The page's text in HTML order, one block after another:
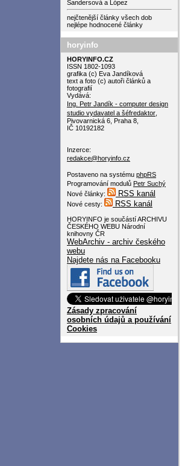
Sandersová a López
nejčtenější články všech dob
nejlépe hodnocené články
horyinfo
HORYINFO.CZ
ISSN 1802-1093
grafika (c) Eva Jandíková
text a foto (c) autoři článků a
fotografií
Vydává:
Ing. Petr Jandík - computer design
studio vydavatel a šéfredaktor
Pivovarnická 6, Praha 8,
IČ 10192182
Inzerce:
redakce@horyinfo.cz
Postaveno na systému phpRS
Programování modulů Petr Suchý
Nové články:
RSS kanál
Nové cesty: RSS kanál
HORYINFO je součástí ARCHIVU
ČESKÉHO WEBU Národní
knihovny ČR
WebArchiv - archiv českého
webu
Najdete nás na Facebooku
Zásady zpracování
osobních údajů a používání
Cookies